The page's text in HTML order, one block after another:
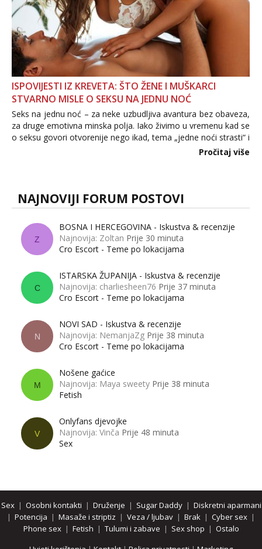
ISPOVIJESTI IZ KREVETA: ŠTO ŽENE I MUŠKARCI
STVARNO MISLE O SEKSU NA JEDNU NOĆ
Seks na jednu noć – za neke uzbudljiva avantura bez obaveza,
za druge emotivna minska polja. Iako živimo u vremenu kad se
o seksu govori otvorenije nego ikad, tema „jedne noći strasti“ i
dalje izaziva burne rasprave. Što zapravo misle žene, a što
Pročitaj više
NAJNOVIJI FORUM POSTOVI
Z
BOSNA I HERCEGOVINA - Iskustva & recenzije
Najnovija: Zoltan Prije 30 minuta
Cro Escort - Teme po lokacijama
C
ISTARSKA ŽUPANIJA - Iskustva & recenzije
Najnovija: charliesheen76 Prije 37 minuta
Cro Escort - Teme po lokacijama
N
NOVI SAD - Iskustva & recenzije
Najnovija: NemanjaZg Prije 38 minuta
Cro Escort - Teme po lokacijama
M
Nošene gaćice
Najnovija: Maya sweety Prije 38 minuta
Fetish
V
Onlyfans djevojke
Najnovija: Vinča Prije 48 minuta
Sex
Sex| Osobni kontakti | Druženje | Sugar Daddy| Diskretni aparmani
| Potencija | Masaže i striptiz | Veza / ljubav | Brak | Cyber sex |
Phone sex| Fetish | Tulumi i zabave | Sex shop | Ostalo